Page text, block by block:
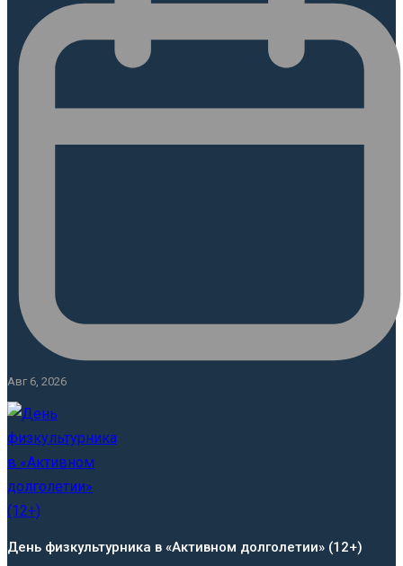
Авг 6, 2026
День физкультурника в «Активном долголетии» (12+)